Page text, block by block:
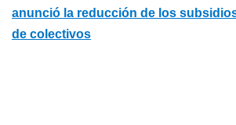
anunció la reducción de los
de colectivos